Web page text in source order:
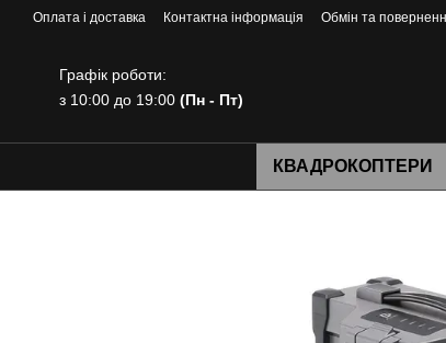
Перейти до основного контенту
Оплата і доставка Контактна інформація Обмін та
Графік роботи:
з 10:00 до 19:00 (Пн - Пт)
КВАДРОКОПТЕРИ